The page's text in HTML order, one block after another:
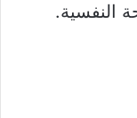
النفسية.